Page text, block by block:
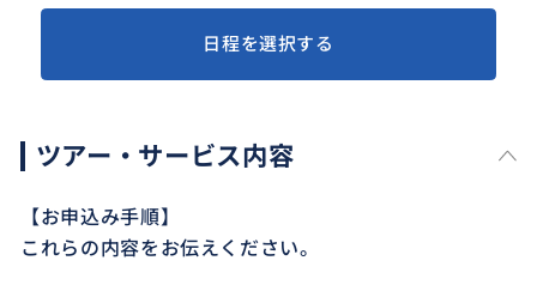
日程を選択する
ツアー・サービス内容
【お申込み手順】
これらの内容をお伝えください。